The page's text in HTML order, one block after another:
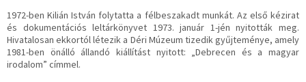
1972-ben Kilián István folytatta a félbeszakadt munkát. Az első kézirat
és dokumentációs leltárkönyvet 1973. január 1-jén nyitották meg.
Hivatalosan ekkortól létezik a Déri Múzeum tizedik gyűjteménye, amely
1981-ben önálló állandó kiállítást nyitott: „Debrecen és a magyar
irodalom” címmel.